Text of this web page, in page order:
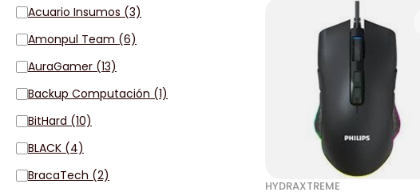
Acuario Insumos (3)
Amonpul Team (6)
AuraGamer (13)
Backup Computación (1)
BitHard (10)
BLACK (4)
BracaTech (2)
HYDRAXTREME